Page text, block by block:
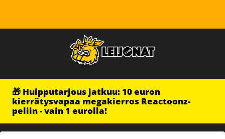
🎁 Huipputarjous jatkuu: 10 euron
kierrätysvapaa megakierros Reactoonz-
peliin - vain 1 eurolla!